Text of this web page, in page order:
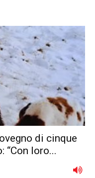
di cinque
“Con loro...